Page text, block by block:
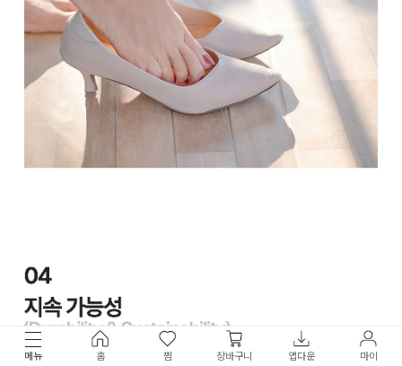
메뉴 홈 찜 장바구니 앱다운 마이